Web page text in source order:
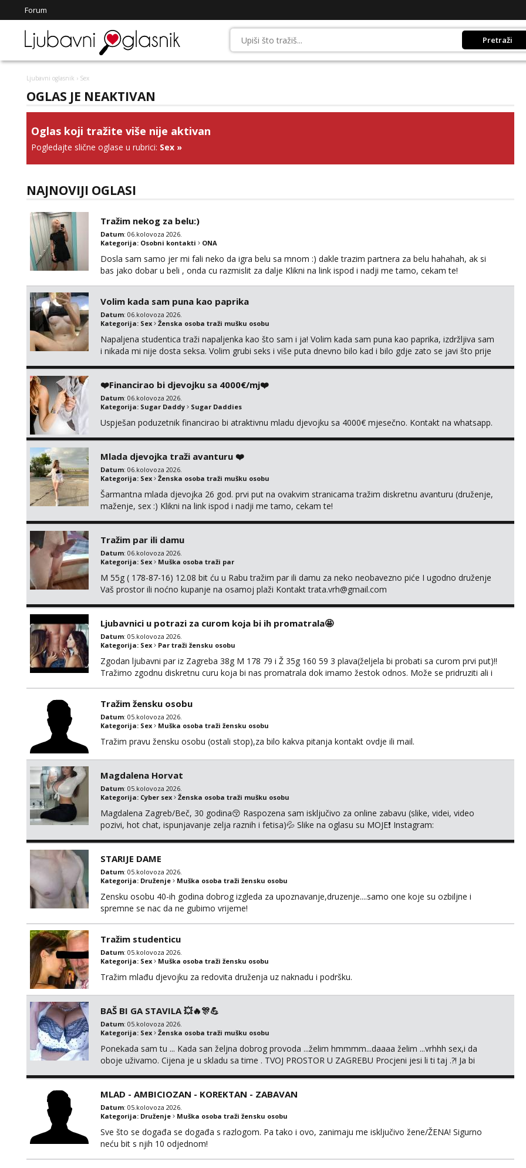
Forum
Pretraži
Ljubavni oglasnik › Sex
OGLAS JE NEAKTIVAN
Oglas koji tražite više nije aktivan
Pogledajte slične oglase u rubrici: Sex »
NAJNOVIJI OGLASI
Tražim nekog za belu:)
Datum: 06.kolovoza 2026.
Kategorija: Osobni kontakti ONA
Dosla sam samo jer mi fali neko da igra belu sa mnom :) dakle trazim partnera za belu hahahah, ak si
bas jako dobar u beli , onda cu razmislit za dalje Klikni na link ispod i nadji me tamo, cekam te!
Volim kada sam puna kao paprika
Datum: 06.kolovoza 2026.
Kategorija: Sex Ženska osoba traži mušku osobu
Napaljena studentica traži napaljenka kao što sam i ja! Volim kada sam puna kao paprika, izdržljiva sam
i nikada mi nije dosta seksa. Volim grubi seks i više puta dnevno bilo kad i bilo gdje zato se javi što prije
❤️Financirao bi djevojku sa 4000€/mj❤️
Datum: 06.kolovoza 2026.
Kategorija: Sugar Daddy Sugar Daddies
Uspješan poduzetnik financirao bi atraktivnu mladu djevojku sa 4000€ mjesečno. Kontakt na whatsapp.
Mlada djevojka traži avanturu ❤️
Datum: 06.kolovoza 2026.
Kategorija: Sex Ženska osoba traži mušku osobu
Šarmantna mlada djevojka 26 god. prvi put na ovakvim stranicama tražim diskretnu avanturu (druženje,
maženje, sex :) Klikni na link ispod i nadji me tamo, cekam te!
Tražim par ili damu
Datum: 06.kolovoza 2026.
Kategorija: Sex Muška osoba traži par
M 55g ( 178-87-16) 12.08 bit ću u Rabu tražim par ili damu za neko neobavezno piće I ugodno druženje
Vaš prostor ili noćno kupanje na osamoj plaži Kontakt trata.vrh@gmail.com
Ljubavnici u potrazi za curom koja bi ih promatrala🤩
Datum: 05.kolovoza 2026.
Kategorija: Sex Par traži žensku osobu
Zgodan ljubavni par iz Zagreba 38g M 178 79 i Ž 35g 160 59 3 plava(željela bi probati sa curom prvi put)!!
Tražimo zgodnu diskretnu curu koja bi nas promatrala dok imamo žestok odnos. Može se pridruziti ali i
Tražim žensku osobu
Datum: 05.kolovoza 2026.
Kategorija: Sex Muška osoba traži žensku osobu
Tražim pravu žensku osobu (ostali stop),za bilo kakva pitanja kontakt ovdje ili mail.
Magdalena Horvat
Datum: 05.kolovoza 2026.
Kategorija: Cyber sex Ženska osoba traži mušku osobu
Magdalena Zagreb/Beč, 30 godina😚 Raspozena sam isključivo za online zabavu (slike, videi, video
pozivi, hot chat, ispunjavanje zelja raznih i fetisa)💦 Slike na oglasu su MOJE❗ Instagram:
SVOJE NAJVECE FANTAZIJE😈 CEKA...
STARIJE DAME
Datum: 05.kolovoza 2026.
Kategorija: Druženje Muška osoba traži žensku osobu
Zensku osobu 40-ih godina dobrog izgleda za upoznavanje,druzenje....samo one koje su ozbiljne i
spremne se nac da ne gubimo vrijeme!
Tražim studenticu
Datum: 05.kolovoza 2026.
Kategorija: Sex Muška osoba traži žensku osobu
Tražim mlađu djevojku za redovita druženja uz naknadu i podršku.
BAŠ BI GA STAVILA 💥🔥🎊💪
Datum: 05.kolovoza 2026.
Kategorija: Sex Ženska osoba traži mušku osobu
Ponekada sam tu ... Kada san željna dobrog provoda ...želim hmmmm...daaaa želim ...vrhhh sex,i da
oboje uživamo. Cijena je u skladu sa time . TVOJ PROSTOR U ZAGREBU Procjeni jesi li ti taj .?! Ja bi
MLAD - AMBICIOZAN - KOREKTAN - ZABAVAN
Datum: 05.kolovoza 2026.
Kategorija: Druženje Muška osoba traži žensku osobu
Sve što se događa se događa s razlogom. Pa tako i ovo, zanimaju me isključivo žene/ŽENA! Sigurno
neću bit s njih 10 odjednom!